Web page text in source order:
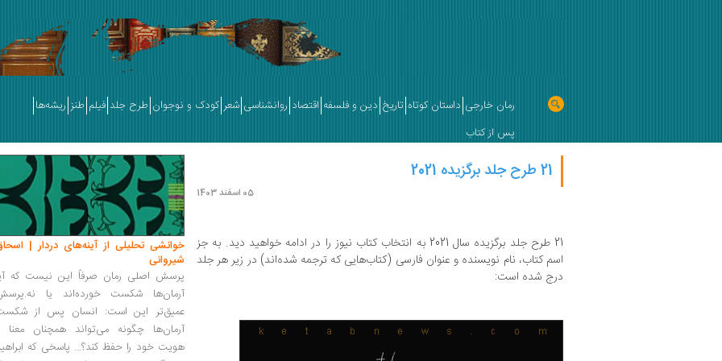
رمان خارجی داستان کوتاه تاریخ دین و فلسفه اقتصاد روانشناسی شعر کودک و نوجوان طرح جلد فیلم طنز ریشه‌ها
پس از کتاب
21 طرح جلد برگزیده 2021
05 اسفند 1403
21 طرح جلد برگزیده سال 2021 به انتخاب کتاب نیوز را در ادامه خواهید دید. به جز
اسم کتاب، نام نویسنده و عنوان فارسی (کتاب‌هایی که ترجمه شده‌اند) در زیر هر جلد
درج شده است:
خوانشی تحلیلی از آینه‌های دردار |
شیروانی
پرسش اصلی رمان صرفاً این نیست که
آرمان‌ها شکست خورده‌اند یا
عمیق‌تر این است: انسان پس از
آرمان‌ها چگونه می‌تواند همچنان معنا
هویت خود را حفظ کند؟... پاسخی که